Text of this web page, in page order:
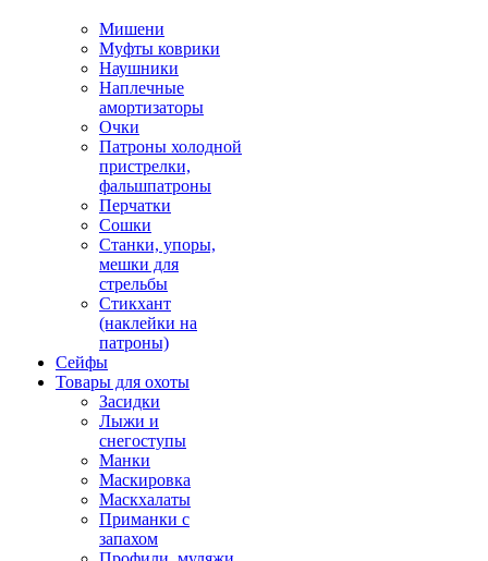
Мишени
Муфты коврики
Наушники
Наплечные
амортизаторы
Очки
Патроны холодной
пристрелки,
фальшпатроны
Перчатки
Сошки
Станки, упоры,
мешки для
стрельбы
Стикхант
(наклейки на
патроны)
Сейфы
Товары для охоты
Засидки
Лыжи и
снегоступы
Манки
Маскировка
Маскхалаты
Приманки с
запахом